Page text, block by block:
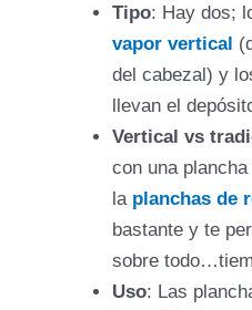
Tipo: Hay dos;
vapor vertical
del cabezal) y
llevan el
Vertical vs
con una
la planchas de
bastante y te
sobre
Uso: Las